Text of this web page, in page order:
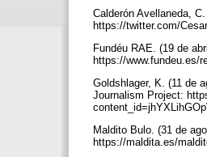
Calderón Avellaneda,
https://twitter.com/
Fundéu RAE. (19 de
https://www.fundeu.es/
Goldshlager, K. (11 de
Journalism Project:
Maldito Bulo. (31 de
https://maldita.es/